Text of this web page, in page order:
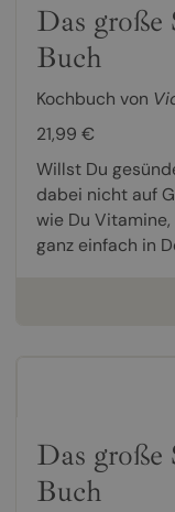
Das große
Buch
Kochbuch von
21,99 €
Willst Du
dabei nicht auf
wie Du
ganz einfach in
Das große
Buch